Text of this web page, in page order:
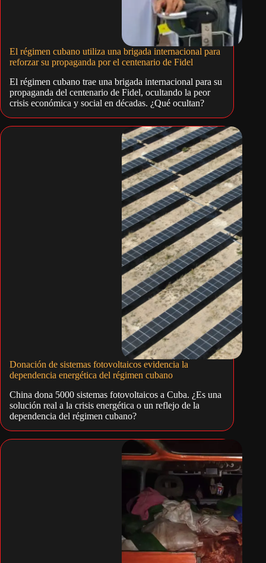
El régimen cubano utiliza una brigada internacional para
reforzar su propaganda por el centenario de Fidel
El régimen cubano trae una brigada internacional para su
propaganda del centenario de Fidel, ocultando la peor
crisis económica y social en décadas. ¿Qué ocultan?
Donación de sistemas fotovoltaicos evidencia la
dependencia energética del régimen cubano
China dona 5000 sistemas fotovoltaicos a Cuba. ¿Es una
solución real a la crisis energética o un reflejo de la
dependencia del régimen cubano?